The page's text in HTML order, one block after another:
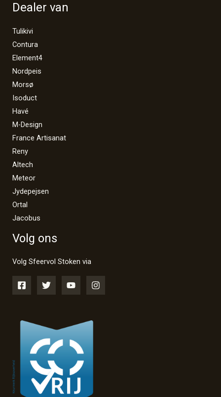
Dealer van
Tulikivi
Contura
Element4
Nordpeis
Morsø
Isoduct
Havé
M-Design
France Artisanat
Reny
Altech
Meteor
Jydepejsen
Ortal
Jacobus
Volg ons
Volg Sfeervol Stoken via